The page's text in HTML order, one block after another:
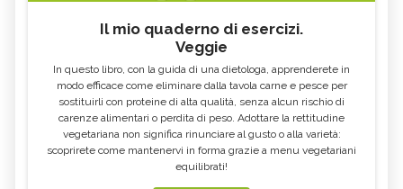
Il mio quaderno di esercizi.
Veggie
In questo libro, con la guida di una dietologa, apprenderete in
modo efficace come eliminare dalla tavola carne e pesce per
sostituirli con proteine di alta qualità, senza alcun rischio di
carenze alimentari o perdita di peso. Adottare la rettitudine
vegetariana non significa rinunciare al gusto o alla varietà:
scoprirete come mantenervi in forma grazie a menu vegetariani
equilibrati!